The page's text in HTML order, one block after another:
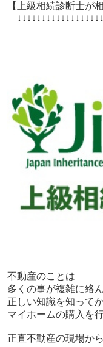
【上級相続診断士が
不動産のことは
多くの事が複雑に絡
正しい知識を知って
マイホームの購入を
正直不動産の現場か